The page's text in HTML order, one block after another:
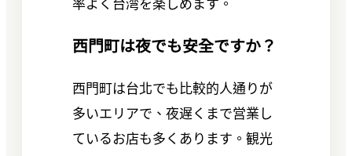
率よく台湾を楽しめます。
西門町は夜でも安全ですか？
西門町は台北でも比較的人通りが
多いエリアで、夜遅くまで営業し
ているお店も多くあります。観光